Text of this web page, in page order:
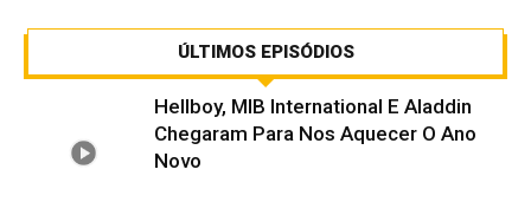
ÚLTIMOS EPISÓDIOS
Hellboy, MIB International E Aladdin
Chegaram Para Nos Aquecer O Ano
Novo